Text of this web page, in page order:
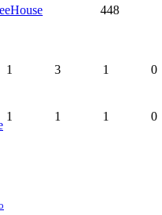
448
1 3 1 0
1 1 1 0